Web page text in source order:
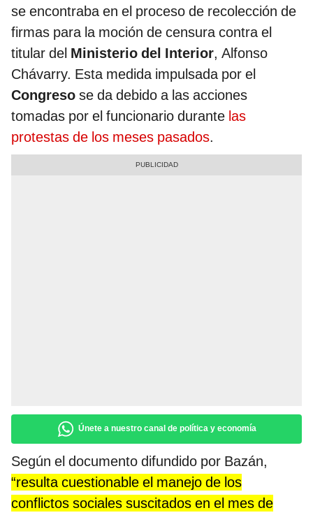
se encontraba en el proceso de recolección de
firmas para la moción de censura contra el
titular del Ministerio del Interior, Alfonso
Chávarry. Esta medida impulsada por el
Congreso se da debido a las acciones
tomadas por el funcionario durante las
protestas de los meses pasados.
Únete a nuestro canal de política y economía
Según el documento difundido por Bazán,
“resulta cuestionable el manejo de los
conflictos sociales suscitados en el mes de